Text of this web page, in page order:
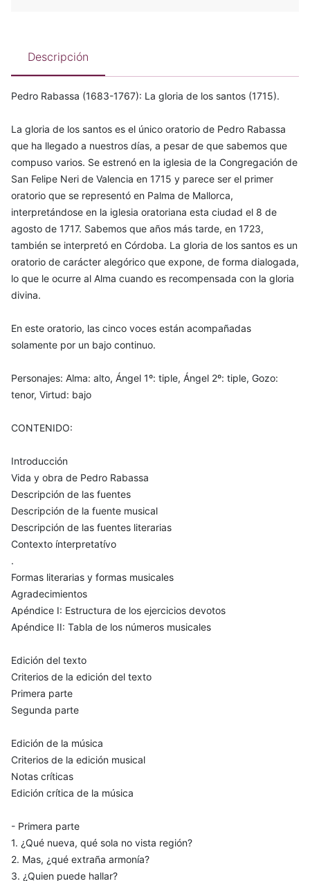
Descripción
Pedro Rabassa (1683-1767): La gloria de los santos (1715).
La gloria de los santos es el único oratorio de Pedro Rabassa
que ha llegado a nuestros días, a pesar de que sabemos que
compuso varios. Se estrenó en la iglesia de la Congregación de
San Felipe Neri de Valencia en 1715 y parece ser el primer
oratorio que se representó en Palma de Mallorca,
interpretándose en la iglesia oratoriana esta ciudad el 8 de
agosto de 1717. Sabemos que años más tarde, en 1723,
también se interpretó en Córdoba. La gloria de los santos es un
oratorio de carácter alegórico que expone, de forma dialogada,
lo que le ocurre al Alma cuando es recompensada con la gloria
divina.
En este oratorio, las cinco voces están acompañadas
solamente por un bajo continuo.
Personajes: Alma: alto, Ángel 1º: tiple, Ángel 2º: tiple, Gozo:
tenor, Virtud: bajo
CONTENIDO:
Introducción
Vida y obra de Pedro Rabassa
Descripción de las fuentes
Descripción de la fuente musical
Descripción de las fuentes literarias
Contexto ínterpretatívo
.
Formas literarias y formas musicales
Agradecimientos
Apéndice I: Estructura de los ejercicios devotos
Apéndice II: Tabla de los números musicales
Edición del texto
Criterios de la edición del texto
Primera parte
Segunda parte
Edición de la música
Criterios de la edición musical
Notas críticas
Edición crítica de la música
- Primera parte
1. ¿Qué nueva, qué sola no vista región?
2. Mas, ¿qué extraña armonía?
3. ¿Quien puede hallar?